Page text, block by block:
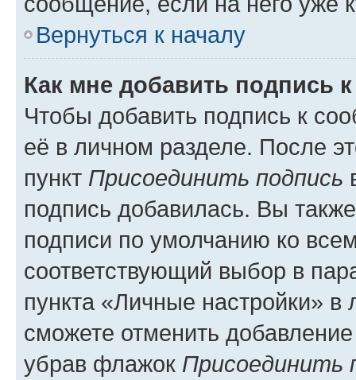
Вернуться к началу
Как мне добавить подпись
Чтобы добавить подпись к
её в личном разделе. После
пункт Присоединить подпись
подпись добавилась. Вы
подписи по умолчанию ко
соответствующий выбор в
пункта «Личные настройки»
сможете отменить
убрав флажок Присоединить